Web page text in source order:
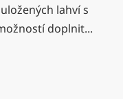
uložených lahví s
doplnit...